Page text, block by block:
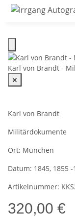
Karl von Brandt -
✕
Karl von Brandt
Militärdokumente
Ort: München
Datum: 1845, 1855
Artikelnummer:
320,00 €